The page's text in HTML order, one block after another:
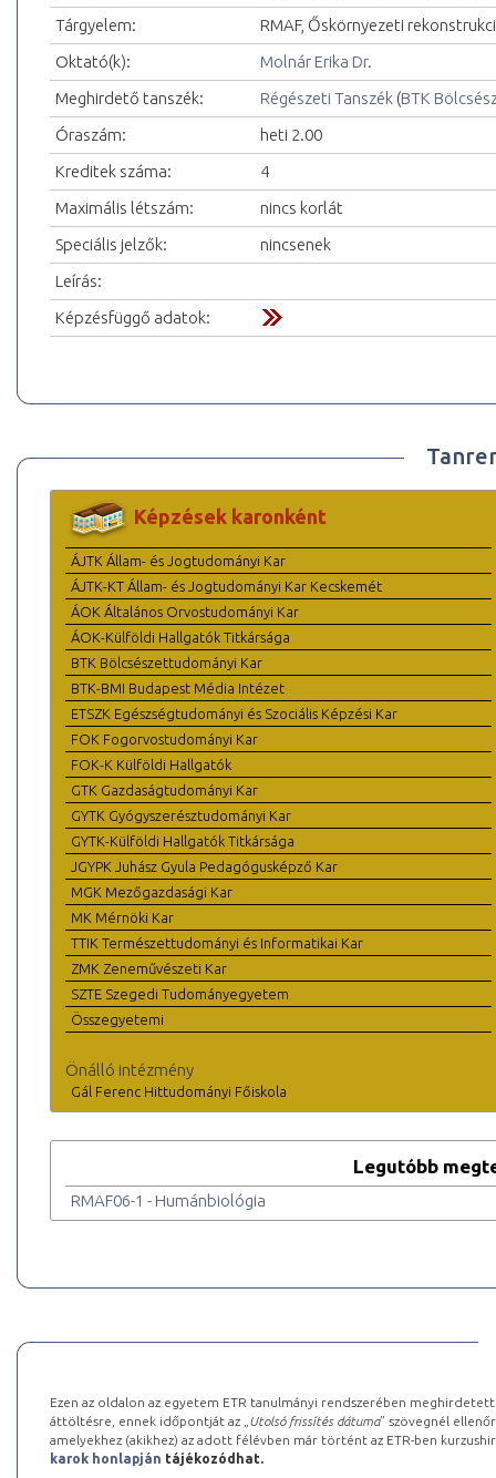
Tárgyelem:
RMAF, Őskörnyezeti
Oktató(k):
Molnár Erika Dr.
Meghirdető tanszék:
Régészeti Tanszék (BTK
Óraszám:
heti 2.00
Kreditek száma:
4
Maximális létszám:
nincs korlát
Speciális jelzők:
nincsenek
Leírás:
Képzésfüggő adatok:
Képzések karonként
ÁJTK Állam- és Jogtudományi Kar
ÁJTK-KT Állam- és Jogtudományi Kar Kecskemét
ÁOK Általános Orvostudományi Kar
ÁOK-Külföldi Hallgatók Titkársága
BTK Bölcsészettudományi Kar
BTK-BMI Budapest Média Intézet
ETSZK Egészségtudományi és Szociális Képzési Kar
FOK Fogorvostudományi Kar
FOK-K Külföldi Hallgatók
GTK Gazdaságtudományi Kar
GYTK Gyógyszerésztudományi Kar
GYTK-Külföldi Hallgatók Titkársága
JGYPK Juhász Gyula Pedagógusképző Kar
MGK Mezőgazdasági Kar
MK Mérnöki Kar
TTIK Természettudományi és Informatikai Kar
ZMK Zeneművészeti Kar
SZTE Szegedi Tudományegyetem
Összegyetemi
Önálló intézmény
Gál Ferenc Hittudományi Főiskola
Legutóbb
RMAF06-1 - Humánbiológia
Ezen az oldalon az egyetem ETR tanulmányi rendszerében
áttöltésre, ennek időpontját az „ Utolsó frissítés dátuma” szövegnél
amelyekhez (akikhez) az adott félévben már történt az ETR-ben
karok honlapján tájékozódhat.